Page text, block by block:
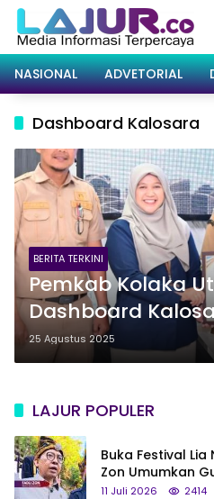
Langsung
konten
NASIONAL
ADVETORIAL
Dashboard Kalosara
BERITA TERKINI
Pemkab Kolaka
Dashboard
Program Nasional
Indonesia’
25 Agustus 2025
LAJUR POPULER
Buka Festival
Zon Umumkan
Status Jadi
11 Juli 2026 2414